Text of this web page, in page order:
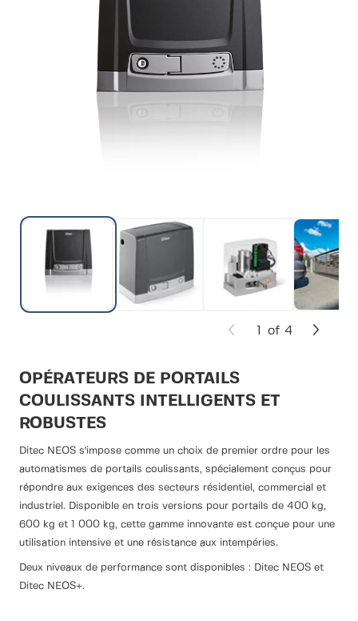
OPÉRATEURS DE PORTAILS
COULISSANTS INTELLIGENTS ET
ROBUSTES
Ditec NEOS s'impose comme un choix de premier ordre pour les
automatismes de portails coulissants, spécialement conçus pour
répondre aux exigences des secteurs résidentiel, commercial et
industriel. Disponible en trois versions pour portails de 400 kg,
600 kg et 1 000 kg, cette gamme innovante est conçue pour une
utilisation intensive et une résistance aux intempéries.
Deux niveaux de performance sont disponibles : Ditec NEOS et
Ditec NEOS+.
of 4